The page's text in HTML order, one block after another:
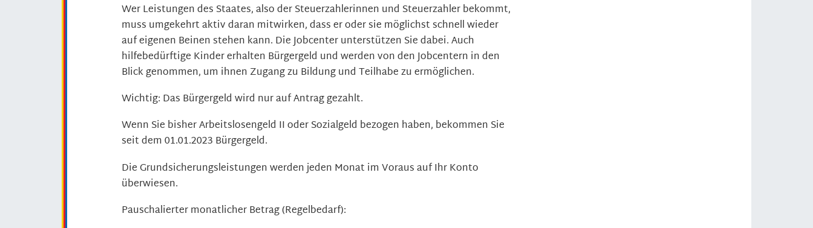
Wer Leistungen des Staates, also der Steuerzahlerinnen und Steuerzahler bekommt,
muss umgekehrt aktiv daran mitwirken, dass er oder sie möglichst schnell wieder
auf eigenen Beinen stehen kann. Die Jobcenter unterstützen Sie dabei. Auch
hilfebedürftige Kinder erhalten Bürgergeld und werden von den Jobcentern in den
Blick genommen, um ihnen Zugang zu Bildung und Teilhabe zu ermöglichen.
Wichtig: Das Bürgergeld wird nur auf Antrag gezahlt.
Wenn Sie bisher Arbeitslosengeld II oder Sozialgeld bezogen haben, bekommen Sie
seit dem 01.01.2023 Bürgergeld.
Die Grundsicherungsleistungen werden jeden Monat im Voraus auf Ihr Konto
überwiesen.
Pauschalierter monatlicher Betrag (Regelbedarf):